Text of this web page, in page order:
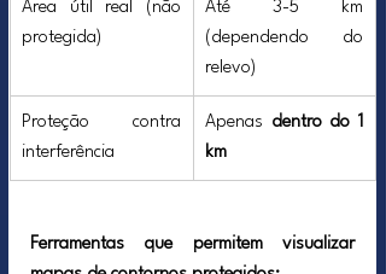
Área útil real (não
protegida)
Até 3-5 km
(dependendo do
relevo)
Proteção contra
interferência
Apenas dentro do 1
km
Ferramentas que permitem visualizar